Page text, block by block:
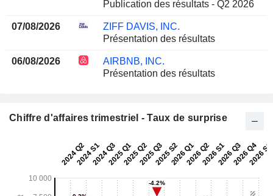
Publication des résultats - Q2 2026
07/08/2026
ZIFF DAVIS, INC.
Présentation des résultats
06/08/2026
AIRBNB, INC.
Présentation des résultats
Chiffre d'affaires trimestriel - Taux de surprise